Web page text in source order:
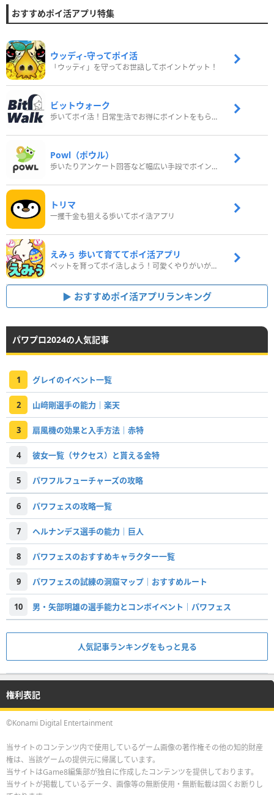
おすすめポイ活アプリ特集
ウッディ‐守ってポイ活
「ウッディ」を守ってお世話してポイントゲット！
ビットウォーク
歩いてポイ活！日常生活でお得にポイントをもらおう
Powl（ポウル）
歩いたりアンケート回答など幅広い手段でポイントをゲット
トリマ
一攫千金も狙える歩いてポイ活アプリ
えみぅ 歩いて育ててポイ活アプリ
ペットを育ってポイ活しよう！可愛くやりがいがある新感覚アプリ
おすすめポイ活アプリランキング
パワプロ2024の人気記事
1 グレイのイベント一覧
2 山﨑剛選手の能力｜楽天
3 扇風機の効果と入手方法｜赤特
4 彼女一覧（サクセス）と貰える金特
5 パワフルフューチャーズの攻略
6 パワフェスの攻略一覧
7 ヘルナンデス選手の能力｜巨人
8 パワフェスのおすすめキャラクター一覧
9 パワフェスの試練の洞窟マップ｜おすすめルート
10 男・矢部明雄の選手能力とコンボイベント｜パワフェス
人気記事ランキングをもっと見る
権利表記
©Konami Digital Entertainment
当サイトのコンテンツ内で使用しているゲーム画像の著作権その他の知的財産
権は、当該ゲームの提供元に帰属しています。
当サイトはGame8編集部が独自に作成したコンテンツを提供しております。
当サイトが掲載しているデータ、画像等の無断使用・無断転載は固くお断りし